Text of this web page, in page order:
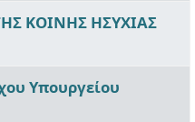
ΚΟΙΝΗΣ ΗΣΥΧΙΑΣ
Υπουργείου